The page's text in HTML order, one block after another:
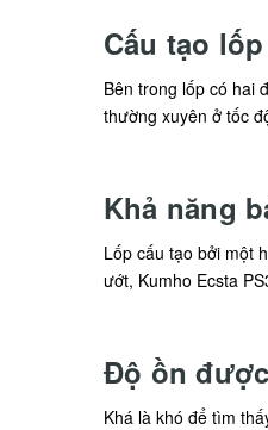
Cấu tạo
Bên trong lốp có hai
thường xuyên ở tốc
Khả năng
Lốp cấu tạo bởi một
ướt, Kumho Ecsta
Độ ồn
Khá là khó để tìm